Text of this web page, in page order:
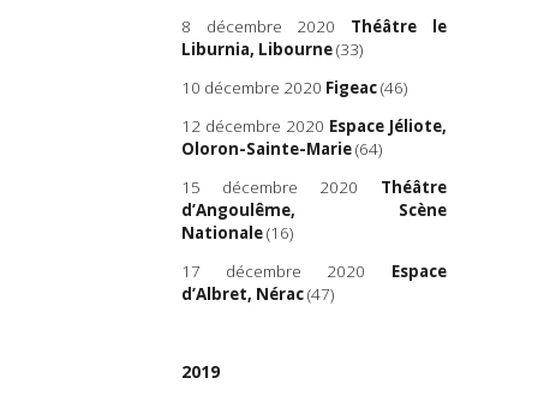
8 décembre 2020 Théâtre le
Liburnia, Libourne(33)
10 décembre 2020 Figeac(46)
12 décembre 2020 Espace Jéliote,
Oloron-Sainte-Marie(64)
15 décembre 2020 Théâtre
d’Angoulême, Scène
Nationale(16)
17 décembre 2020 Espace
d’Albret, Nérac(47)
2019